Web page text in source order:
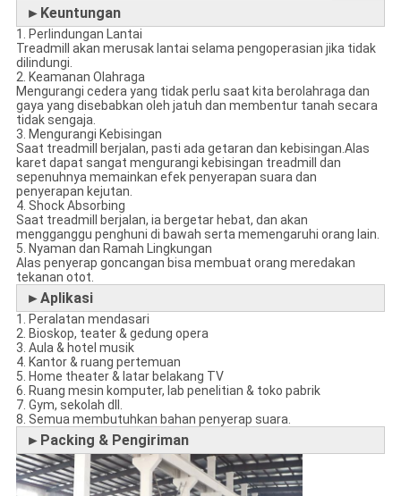
►Keuntungan
1. Perlindungan Lantai
Treadmill akan merusak lantai selama pengoperasian jika tidak
dilindungi.
2. Keamanan Olahraga
Mengurangi cedera yang tidak perlu saat kita berolahraga dan
gaya yang disebabkan oleh jatuh dan membentur tanah secara
tidak sengaja.
3. Mengurangi Kebisingan
Saat treadmill berjalan, pasti ada getaran dan kebisingan.Alas
karet dapat sangat mengurangi kebisingan treadmill dan
sepenuhnya memainkan efek penyerapan suara dan
penyerapan kejutan.
4. Shock Absorbing
Saat treadmill berjalan, ia bergetar hebat, dan akan
mengganggu penghuni di bawah serta memengaruhi orang lain.
5. Nyaman dan Ramah Lingkungan
Alas penyerap goncangan bisa membuat orang meredakan
tekanan otot.
►Aplikasi
1. Peralatan mendasari
2. Bioskop, teater & gedung opera
3. Aula & hotel musik
4. Kantor & ruang pertemuan
5. Home theater & latar belakang TV
6. Ruang mesin komputer, lab penelitian & toko pabrik
7. Gym, sekolah dll.
8. Semua membutuhkan bahan penyerap suara.
►Packing & Pengiriman